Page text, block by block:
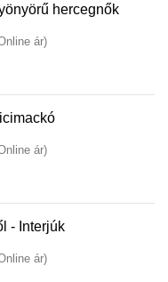
hercegnők
ár)
ár)
- Interjúk
ár)